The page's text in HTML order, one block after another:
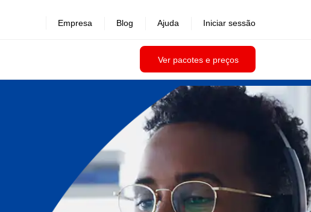
Ver pacotes e preços
Empresa Blog Ajuda Iniciar sessão